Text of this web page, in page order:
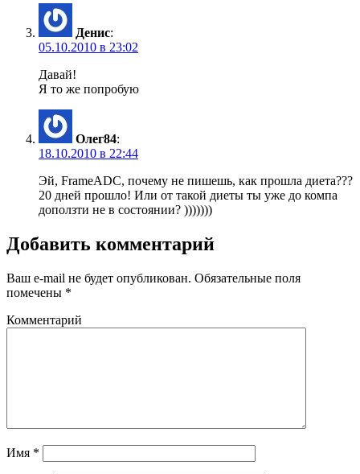
Денис:
05.10.2010 в 23:02
Давай!
Я то же попробую
Олег84:
18.10.2010 в 22:44
Эй, FrameADC, почему не пишешь, как прошла диета???
20 дней прошло! Или от такой диеты ты уже до компа
доползти не в состоянии? )))))))
Добавить комментарий
Ваш e-mail не будет опубликован. Обязательные поля
помечены *
Комментарий
Имя *